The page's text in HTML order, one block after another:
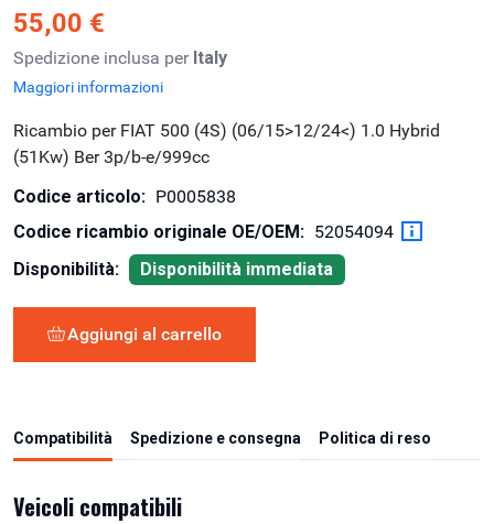
55,00 €
Spedizione inclusa per Italy
Maggiori informazioni
Ricambio per FIAT 500 (4S) (06/15>12/24<) 1.0 Hybrid
(51Kw) Ber 3p/b-e/999cc
Codice articolo: P0005838
Codice ricambio originale OE/OEM: 52054094
Disponibilità:
Disponibilità immediata
Aggiungi al carrello
Compatibilità Spedizione e consegna Politica di reso
Veicoli compatibili